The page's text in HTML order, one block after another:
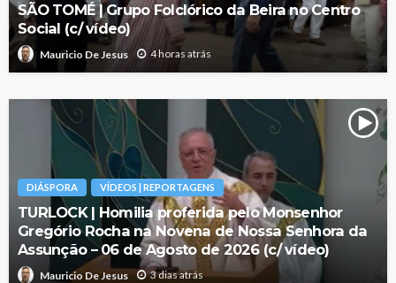
SÃO TOMÉ | Grupo Folclórico da Beira no Centro
Social (c/ vídeo)
Mauricio De Jesus 4 horas atrás
DIÁSPORA VÍDEOS | REPORTAGENS
TURLOCK | Homilia proferida pelo Monsenhor
Gregório Rocha na Novena de Nossa Senhora da
Assunção – 06 de Agosto de 2026 (c/ vídeo)
Mauricio De Jesus 3 dias atrás